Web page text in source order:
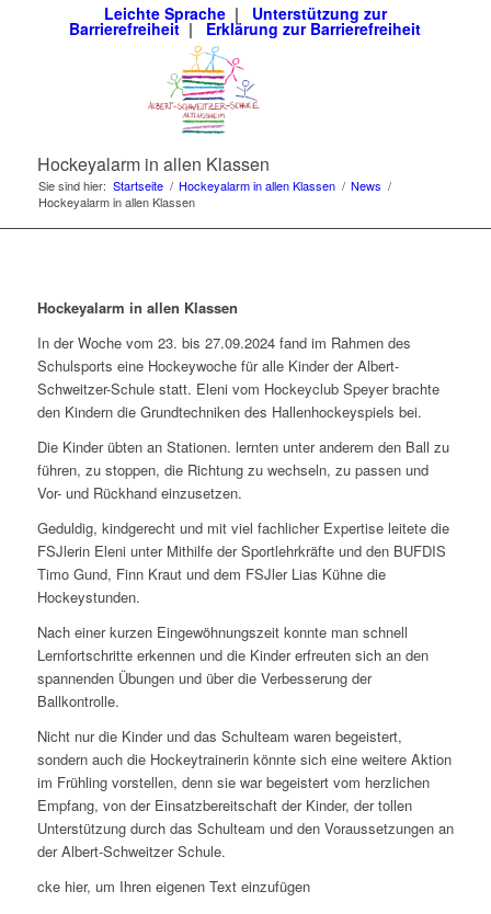
Leichte Sprache| Unterstützung zur
Barrierefreiheit | Erklärung zur Barrierefreiheit
Hockeyalarm in allen Klassen
Sie sind hier: Startseite / Hockeyalarm in allen Klassen / News /
Hockeyalarm in allen Klassen
Hockeyalarm in allen Klassen
In der Woche vom 23. bis 27.09.2024 fand im Rahmen des
Schulsports eine Hockeywoche für alle Kinder der Albert-
Schweitzer-Schule statt. Eleni vom Hockeyclub Speyer brachte
den Kindern die Grundtechniken des Hallenhockeyspiels bei.
Die Kinder übten an Stationen. lernten unter anderem den Ball zu
führen, zu stoppen, die Richtung zu wechseln, zu passen und
Vor- und Rückhand einzusetzen.
Geduldig, kindgerecht und mit viel fachlicher Expertise leitete die
FSJlerin Eleni unter Mithilfe der Sportlehrkräfte und den BUFDIS
Timo Gund, Finn Kraut und dem FSJler Lias Kühne die
Hockeystunden.
Nach einer kurzen Eingewöhnungszeit konnte man schnell
Lernfortschritte erkennen und die Kinder erfreuten sich an den
spannenden Übungen und über die Verbesserung der
Ballkontrolle.
Nicht nur die Kinder und das Schulteam waren begeistert,
sondern auch die Hockeytrainerin könnte sich eine weitere Aktion
im Frühling vorstellen, denn sie war begeistert vom herzlichen
Empfang, von der Einsatzbereitschaft der Kinder, der tollen
Unterstützung durch das Schulteam und den Voraussetzungen an
der Albert-Schweitzer Schule.
cke hier, um Ihren eigenen Text einzufügen